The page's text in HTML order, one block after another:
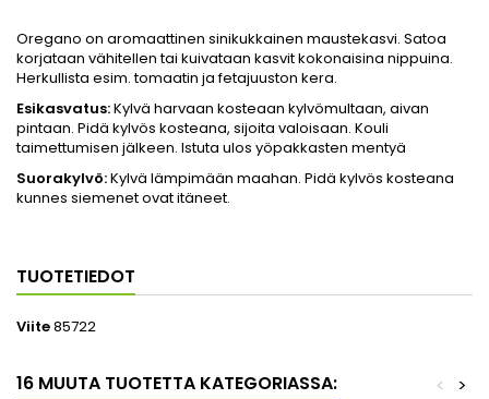
Oregano on aromaattinen sinikukkainen maustekasvi. Satoa
korjataan vähitellen tai kuivataan kasvit kokonaisina nippuina.
Herkullista esim. tomaatin ja fetajuuston kera.
Esikasvatus:Kylvä harvaan kosteaan kylvömultaan, aivan
pintaan. Pidä kylvös kosteana, sijoita valoisaan. Kouli
taimettumisen jälkeen. Istuta ulos yöpakkasten mentyä
Suorakylvö:Kylvä lämpimään maahan. Pidä kylvös kosteana
kunnes siemenet ovat itäneet.
TUOTETIEDOT
Viite85722
16 MUUTA TUOTETTA KATEGORIASSA: >
<